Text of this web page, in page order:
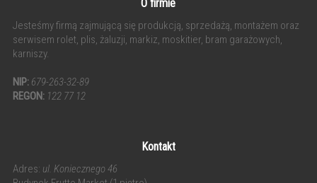
O firmie
Jesteśmy firmą zajmującą się produkcją, sprzedażą, montażem oraz
serwisem rolet, plis, żaluzji, markiz, moskitier, bram garażowych,
karniszy.
NIP: 679-263-32-89
REGON: 122 77 12
Kontakt
Adres: ul. Koniecznego 46